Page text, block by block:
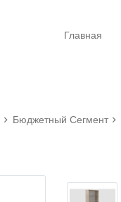
Главная
Бюджетный Сегмент